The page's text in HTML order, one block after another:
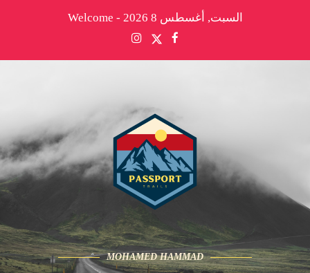
السبت, أغسطس 8 2026 - Welcome
MOHAMED HAMMAD